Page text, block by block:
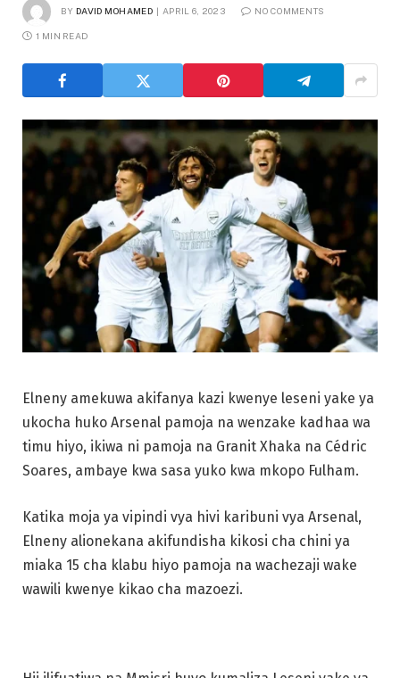
BY DAVID MOHAMED APRIL 6, 2023 NO COMMENTS
1 MIN READ
Elneny amekuwa akifanya kazi kwenye leseni yake ya
ukocha huko Arsenal pamoja na wenzake kadhaa wa
timu hiyo, ikiwa ni pamoja na Granit Xhaka na Cédric
Soares, ambaye kwa sasa yuko kwa mkopo Fulham.
Katika moja ya vipindi vya hivi karibuni vya Arsenal,
Elneny alionekana akifundisha kikosi cha chini ya
miaka 15 cha klabu hiyo pamoja na wachezaji wake
wawili kwenye kikao cha mazoezi.